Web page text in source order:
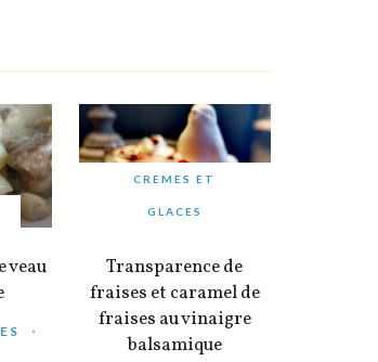
veau
CREMES ET
GLACES
Transparence de
fraises et caramel de
fraises au vinaigre
balsamique